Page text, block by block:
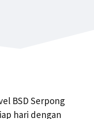
BSD Serpong
hari dengan